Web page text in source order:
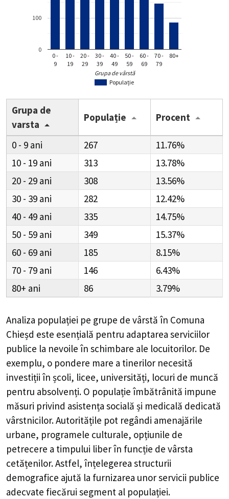
Populație
0 -
9
10 -
19
20 -
29
30 -
39
40 -
49
50 -
59
60 -
69
70 -
79
80+
0
100
Grupa de vârstă
Grupa de
varsta
Populație Procent
0 - 9 267
11.76%
10 - 19
313
13.78%
20 - 29
308
13.56%
30 - 39
282
12.42%
40 - 49
335
14.75%
50 - 59
349
15.37%
60 - 69
185
8.15%
70 - 79
146
6.43%
80+
86 3.79%
Analiza populației pe grupe de vârstă în Comuna
Chieșd este esențială pentru adaptarea serviciilor
publice la nevoile în schimbare ale locuitorilor. De
exemplu, o pondere mare a tinerilor necesită
investiții în școli, licee, universități, locuri de muncă
pentru absolvenți. O populație îmbătrânită impune
măsuri privind asistența socială și medicală dedicată
vârstnicilor. Autoritățile pot regândi amenajările
urbane, programele culturale, opțiunile de
petrecere a timpului liber în funcție de vârsta
cetățenilor. Astfel, înțelegerea structurii
demografice ajută la furnizarea unor servicii publice
adecvate fiecărui segment al populației.